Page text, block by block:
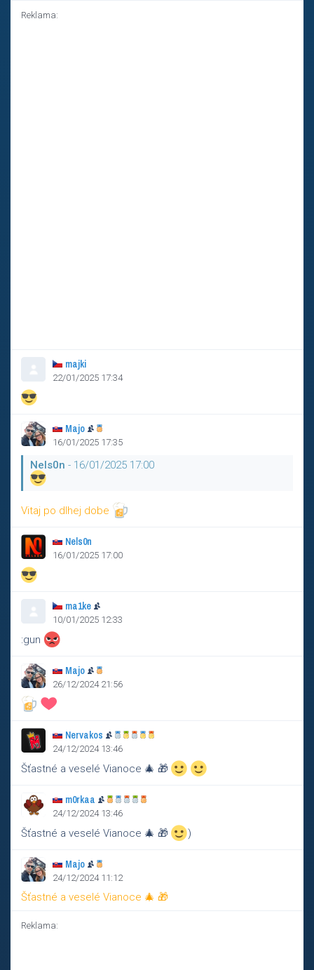
Reklama:
majki
22/01/2025 17:34
Majo
16/01/2025 17:35
Nels0n - 16/01/2025 17:00
Vitaj po dlhej dobe
Nels0n
16/01/2025 17:00
ma1ke
10/01/2025 12:33
:gun
Majo
26/12/2024 21:56
Nervakos
24/12/2024 13:46
Šťastné a veselé Vianoce 🎄 🎁
m0rkaa
24/12/2024 13:46
Šťastné a veselé Vianoce 🎄 🎁 )
Majo
24/12/2024 11:12
Šťastné a veselé Vianoce 🎄 🎁
Reklama: